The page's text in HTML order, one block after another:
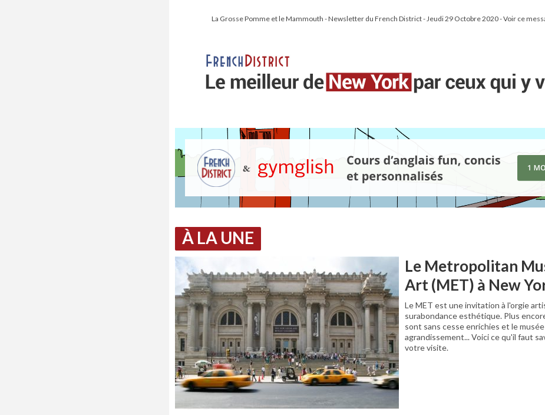
La Grosse Pomme et le Mammouth - Newsletter du French District - Jeudi 29 Octobre 2020 - Voir ce
À LA UNE
Le Metropolitan
Art (MET) à New
Le MET est une invitation à l'orgie
surabondance esthétique. Plus
sont sans cesse enrichies et le
agrandissement... Voici ce qu'il faut
votre visite.